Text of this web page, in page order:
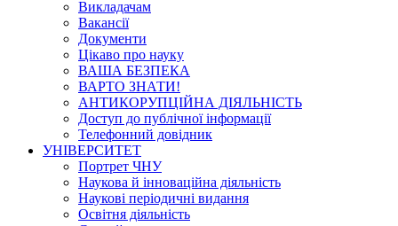
Викладачам
Вакансії
Документи
Цікаво про науку
ВАША БЕЗПЕКА
ВАРТО ЗНАТИ!
АНТИКОРУПЦІЙНА ДІЯЛЬНІСТЬ
Доступ до публічної інформації
Телефонний довідник
УНІВЕРСИТЕТ
Портрет ЧНУ
Наукова й інноваційна діяльність
Наукові періодичні видання
Освітня діяльність